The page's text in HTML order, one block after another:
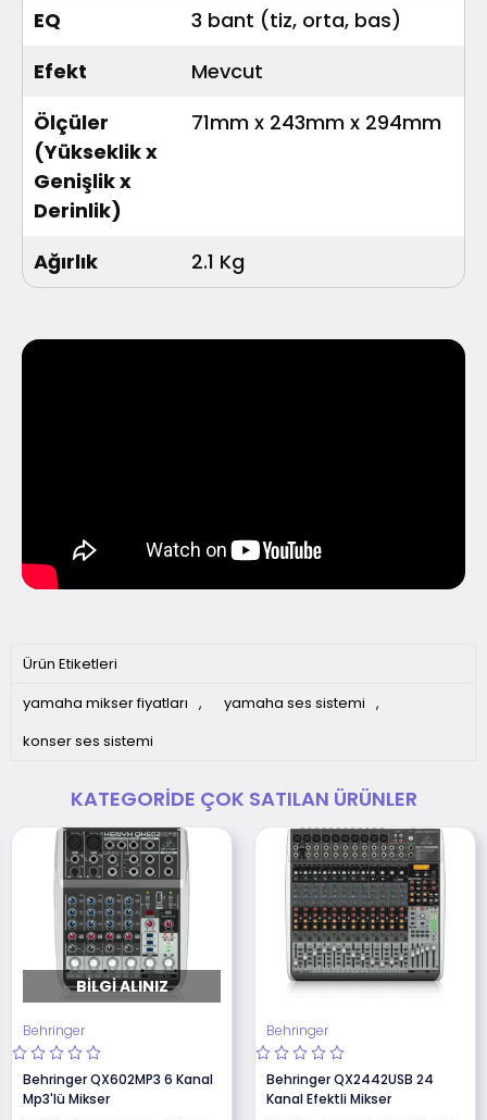
EQ
3 bant (tiz, orta, bas)
Efekt
Mevcut
Ölçüler
(Yükseklik x
Genişlik x
Derinlik)
71mm x 243mm x 294mm
Ağırlık 2.1 Kg
Ürün Etiketleri
yamaha mikser fiyatları , yamaha ses sistemi ,
konser ses sistemi
KATEGORIDE ÇOK SATILAN ÜRÜNLER
BILGI ALINIZ
Behringer
Behringer QX602MP3 6 Kanal
Mp3'lü Mikser
Behringer
Behringer QX2442USB 24
Kanal Efektli Mikser